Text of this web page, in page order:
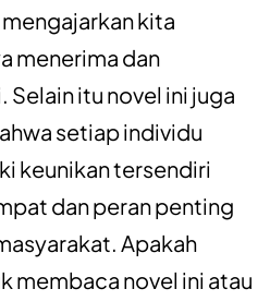
kita
menerima dan
itu novel ini juga
setiap individu
keunikan tersendiri
dan peran penting
Apakah
membaca novel ini atau